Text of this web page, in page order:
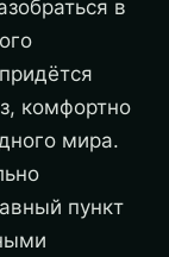
в
комфортно
мира.
пункт